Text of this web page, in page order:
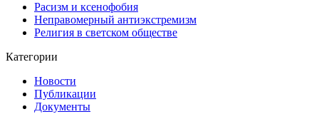
Расизм и ксенофобия
Неправомерный антиэкстремизм
Религия в светском обществе
Категории
Новости
Публикации
Документы